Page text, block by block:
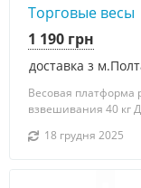
Торговые весы
доставка з
1 190 грн
Весовая
взвешивания 40 кг
18 грудня 2025